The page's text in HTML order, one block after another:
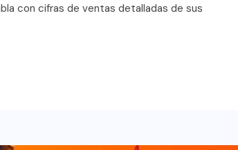
con cifras de ventas detalladas de sus